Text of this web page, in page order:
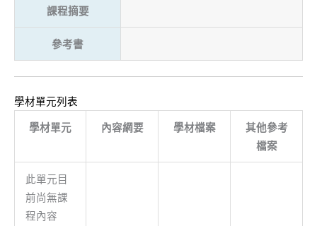
課程摘要
參考書
學材單元列表
學材單元
內容網要 學材檔案
其他參考
檔案
此單元目
前尚無課
程內容